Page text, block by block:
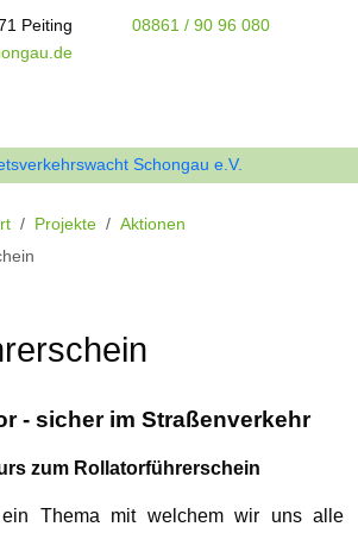
Peiting
08861 / 90 96 080
Projekte
Aktionen
- sicher im Straßenverkehr
zum Rollatorführerschein
Thema mit welchem wir uns alle